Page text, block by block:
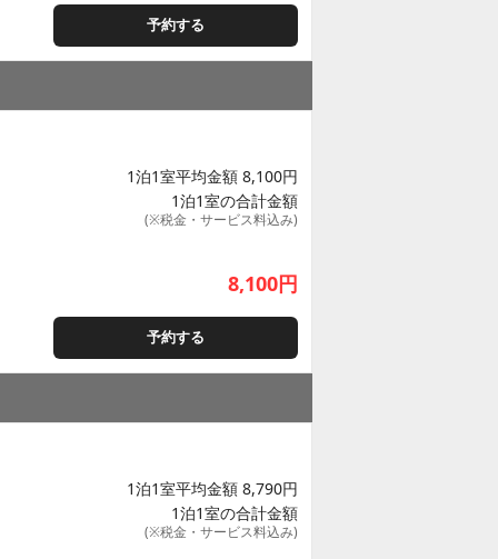
予約する
1泊1室平均金額 8,100円
1泊1室の合計金額
(※税金・サービス料込み)
8,100円
予約する
1泊1室平均金額 8,790円
1泊1室の合計金額
(※税金・サービス料込み)